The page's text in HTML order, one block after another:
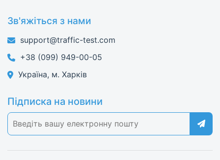
Зв'яжіться з нами
support@traffic-test.com
+38 (099) 949-00-05
Україна, м. Харків
Підписка на новини